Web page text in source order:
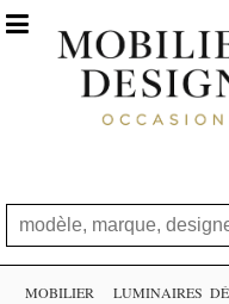

MOBILIER LUMINAIRES